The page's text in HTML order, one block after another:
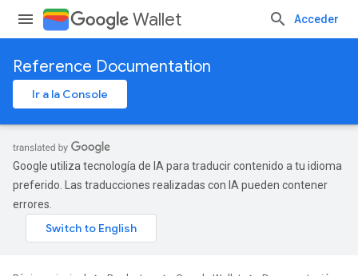
Wallet Acceder
Reference Documentation
Ir a la Console
Google utiliza tecnología de IA para traducir contenido a tu idioma
preferido. Las traducciones realizadas con IA pueden contener
errores.